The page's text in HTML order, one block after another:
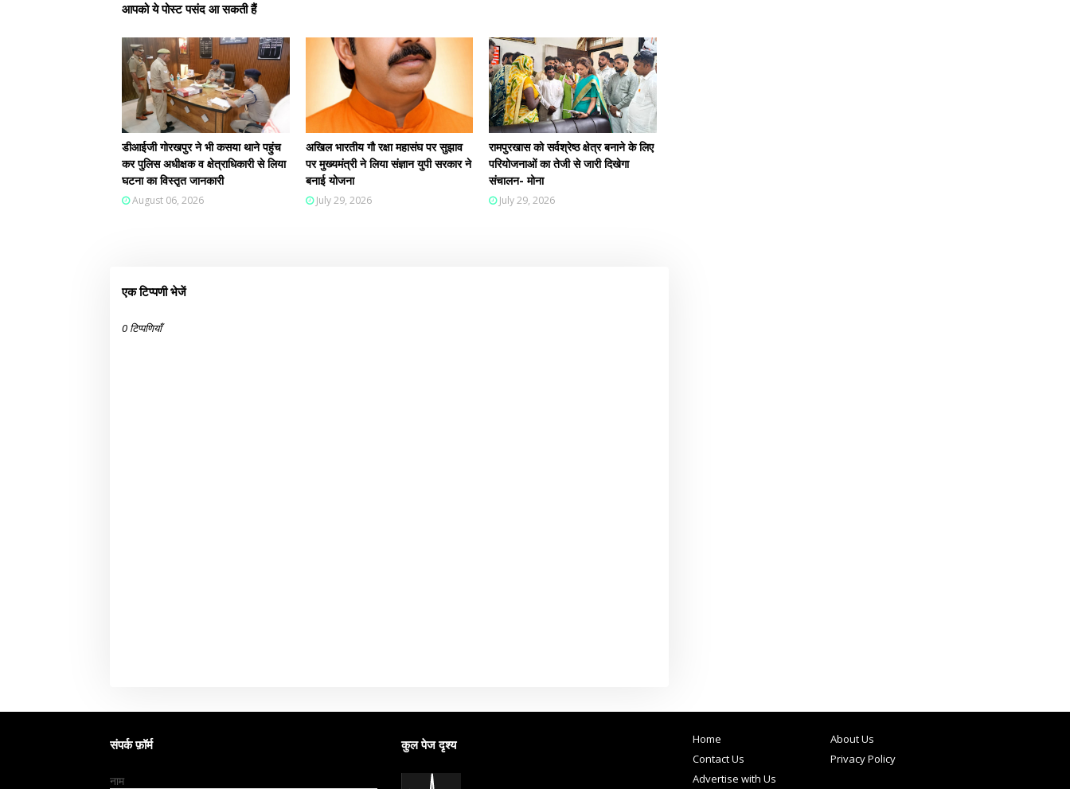
आपको ये पोस्ट पसंद आ सकती हैं
डीआईजी गोरखपुर ने भी कसया थाने पहुंच
कर पुलिस अधीक्षक व क्षेत्राधिकारी से लिया
घटना का विस्तृत जानकारी
August 06, 2026
अखिल भारतीय गौ रक्षा महासंघ पर सुझाव
पर मुख्यमंत्री ने लिया संज्ञान युपी सरकार ने
बनाई योजना
July 29, 2026
रामपुरखास को सर्वश्रेष्ठ क्षेत्र बनाने के लिए
परियोजनाओं का तेजी से जारी दिखेगा
संचालन- मोना
July 29, 2026
एक टिप्पणी भेजें
0 टिप्पणियाँ
संपर्क फ़ॉर्म
नाम
कुल पेज दृश्य Home
About Us
Contact Us
Privacy Policy
Advertise with Us